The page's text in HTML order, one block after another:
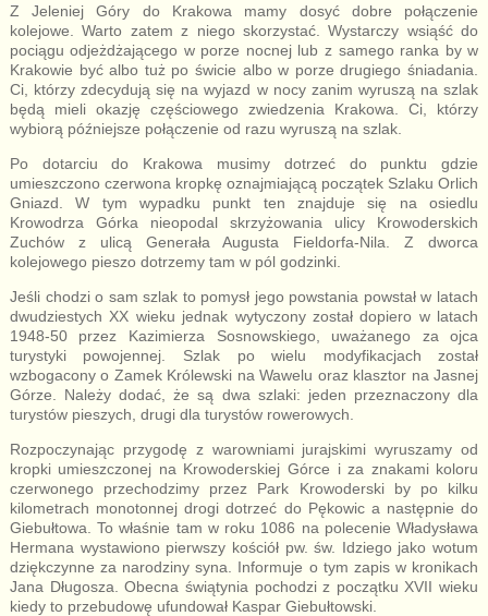
Z Jeleniej Góry do Krakowa mamy dosyć dobre połączenie
kolejowe. Warto zatem z niego skorzystać. Wystarczy wsiąść do
pociągu odjeżdżającego w porze nocnej lub z samego ranka by w
Krakowie być albo tuż po świcie albo w porze drugiego śniadania.
Ci, którzy zdecydują się na wyjazd w nocy zanim wyruszą na szlak
będą mieli okazję częściowego zwiedzenia Krakowa. Ci, którzy
wybiorą późniejsze połączenie od razu wyruszą na szlak.
Po dotarciu do Krakowa musimy dotrzeć do punktu gdzie
umieszczono czerwona kropkę oznajmiającą początek Szlaku Orlich
Gniazd. W tym wypadku punkt ten znajduje się na osiedlu
Krowodrza Górka nieopodal skrzyżowania ulicy Krowoderskich
Zuchów z ulicą Generała Augusta Fieldorfa-Nila. Z dworca
kolejowego pieszo dotrzemy tam w pól godzinki.
Jeśli chodzi o sam szlak to pomysł jego powstania powstał w latach
dwudziestych XX wieku jednak wytyczony został dopiero w latach
1948-50 przez Kazimierza Sosnowskiego, uważanego za ojca
turystyki powojennej. Szlak po wielu modyfikacjach został
wzbogacony o Zamek Królewski na Wawelu oraz klasztor na Jasnej
Górze. Należy dodać, że są dwa szlaki: jeden przeznaczony dla
turystów pieszych, drugi dla turystów rowerowych.
Rozpoczynając przygodę z warowniami jurajskimi wyruszamy od
kropki umieszczonej na Krowoderskiej Górce i za znakami koloru
czerwonego przechodzimy przez Park Krowoderski by po kilku
kilometrach monotonnej drogi dotrzeć do Pękowic a następnie do
Giebułtowa. To właśnie tam w roku 1086 na polecenie Władysława
Hermana wystawiono pierwszy kościół pw. św. Idziego jako wotum
dziękczynne za narodziny syna. Informuje o tym zapis w kronikach
Jana Długosza. Obecna świątynia pochodzi z początku XVII wieku
kiedy to przebudowę ufundował Kaspar Giebułtowski.